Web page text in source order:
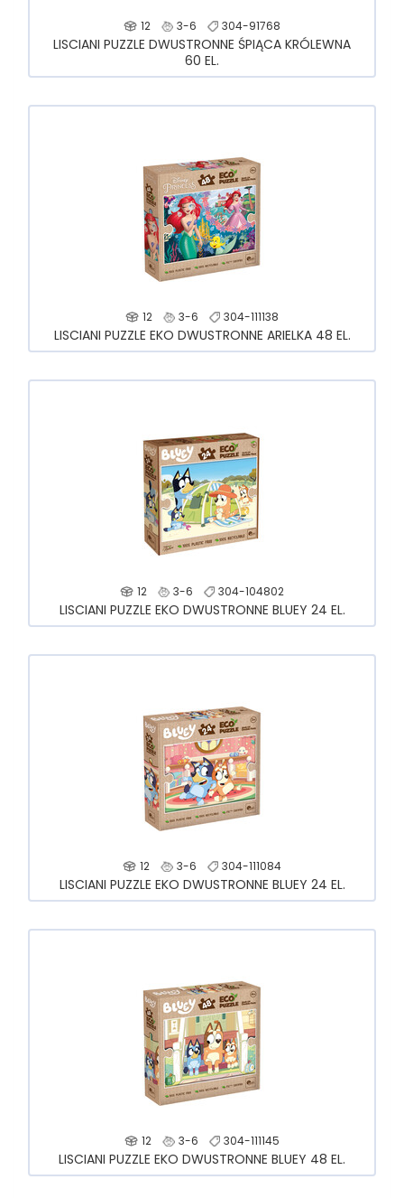
12 3-6 304-91768
LISCIANI PUZZLE DWUSTRONNE ŚPIĄCA KRÓLEWNA
60 EL.
12 3-6 304-111138
LISCIANI PUZZLE EKO DWUSTRONNE ARIELKA 48 EL.
12 3-6 304-104802
LISCIANI PUZZLE EKO DWUSTRONNE BLUEY 24 EL.
12 3-6 304-111084
LISCIANI PUZZLE EKO DWUSTRONNE BLUEY 24 EL.
12 3-6 304-111145
LISCIANI PUZZLE EKO DWUSTRONNE BLUEY 48 EL.